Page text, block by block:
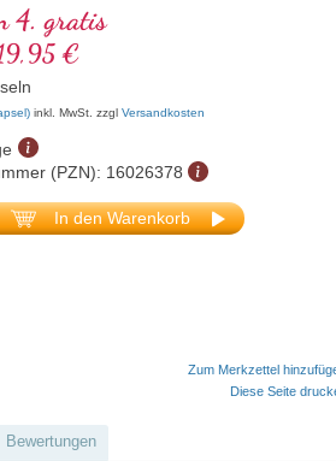
4. gratis
€
inkl. MwSt. zzgl Versandkosten
(PZN): 16026378
In den Warenkorb
Zum Merkzettel
Diese Seite
Bewertungen